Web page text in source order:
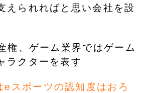
えられればと思い会社を設
権、ゲーム業界ではゲーム
ラクターを表す
eスポーツの認知度はおろ